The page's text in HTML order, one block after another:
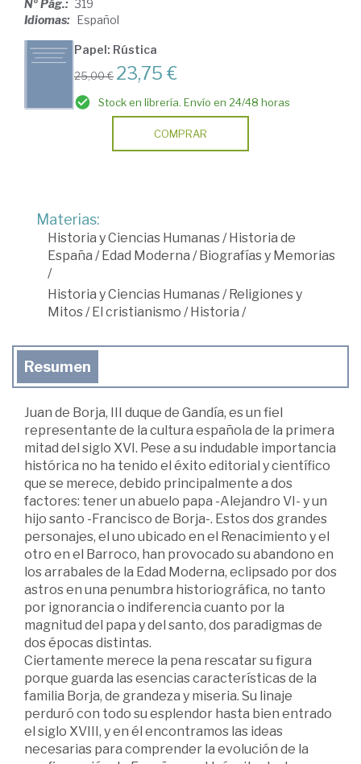
Nº Pág.: 319
Idiomas: Español
Papel: Rústica
25,00 € 23,75 €
Stock en librería. Envío en 24/48 horas
COMPRAR
Materias:
Historia y Ciencias Humanas/Historia de
España /Edad Moderna /Biografías y Memorias
/
Historia y Ciencias Humanas/Religiones y
Mitos/El cristianismo /Historia /
Resumen
Juan de Borja, III duque de Gandía, es un fiel
representante de la cultura española de la primera
mitad del siglo XVI. Pese a su indudable importancia
histórica no ha tenido el éxito editorial y científico
que se merece, debido principalmente a dos
factores: tener un abuelo papa -Alejandro VI- y un
hijo santo -Francisco de Borja-. Estos dos grandes
personajes, el uno ubicado en el Renacimiento y el
otro en el Barroco, han provocado su abandono en
los arrabales de la Edad Moderna, eclipsado por dos
astros en una penumbra historiográfica, no tanto
por ignorancia o indiferencia cuanto por la
magnitud del papa y del santo, dos paradigmas de
dos épocas distintas.
Ciertamente merece la pena rescatar su figura
porque guarda las esencias características de la
familia Borja, de grandeza y miseria. Su linaje
perduró con todo su esplendor hasta bien entrado
el siglo XVIII, y en él encontramos las ideas
necesarias para comprender la evolución de la